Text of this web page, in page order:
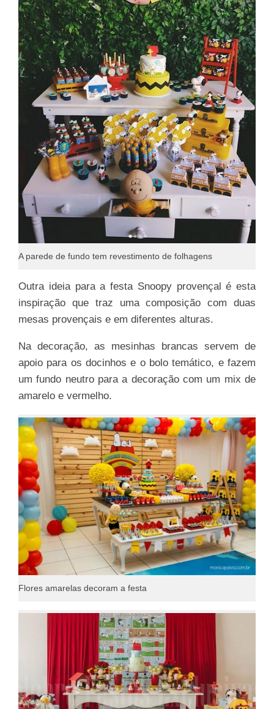
A parede de fundo tem revestimento de folhagens
Outra ideia para a festa Snoopy provençal é esta
inspiração que traz uma composição com duas
mesas provençais e em diferentes alturas.
Na decoração, as mesinhas brancas servem de
apoio para os docinhos e o bolo temático, e fazem
um fundo neutro para a decoração com um mix de
amarelo e vermelho.
Flores amarelas decoram a festa